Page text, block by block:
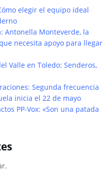
elegir el equipo ideal
Antonella Monteverde, la
necesita apoyo para llegar
Valle en Toledo: Senderos,
Segunda frecuencia
inicia el 22 de mayo
PP-Vox: «Son una patada